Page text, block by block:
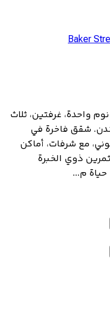
Baker
واحدة، غرفتين، ثلاث
شقق فاخرة في
مع شرفات، أماكن
ذوي الخبرة
م...